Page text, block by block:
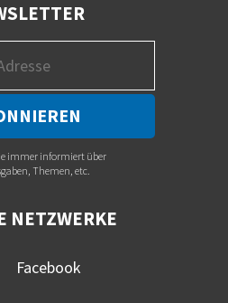
immer informiert über
Themen, etc.
NETZWERKE
Facebook